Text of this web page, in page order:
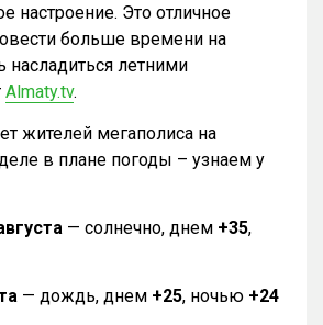
настроение. Это отличное
больше времени на
насладиться летними
Almaty.tv.
жителей мегаполиса на
в плане погоды – узнаем у
— солнечно, днем +35,
— дождь, днем +25, ночью +24